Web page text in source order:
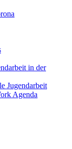
in der
Jugendarbeit
Agenda